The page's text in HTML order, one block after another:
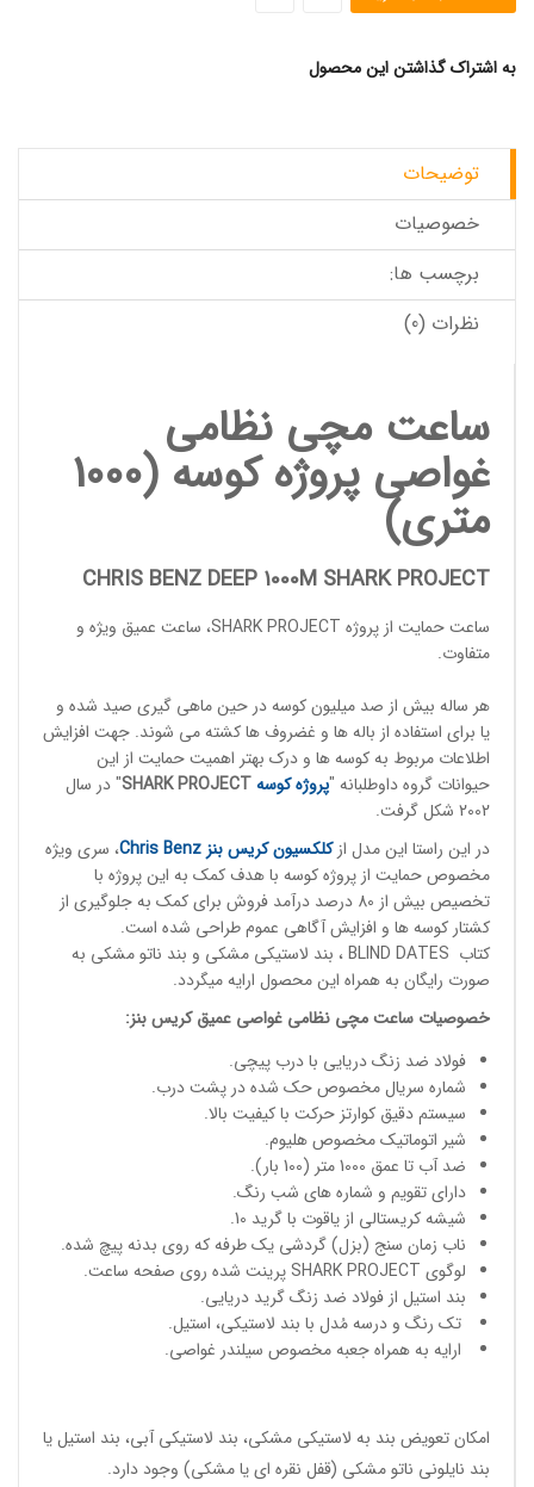
به اشتراک گذاشتن این محصول
توضیحات
خصوصیات
برچسب ها:
نظرات (0)
ساعت مچی نظامی
غواصی پروژه کوسه (1000
متری)
CHRIS BENZ DEEP 1000M SHARK PROJECT
ساعت حمایت از پروژه SHARK PROJECT، ساعت عمیق ویژه و
متفاوت.
هر ساله بیش از صد میلیون کوسه در حین ماهی گیری صید شده و
یا برای استفاده از باله ها و غضروف ها کشته می شوند. جهت افزایش
اطلاعات مربوط به کوسه ها و درک بهتر اهمیت حمایت از این
حیوانات گروه داوطلبانه "پروژه کوسه SHARKPROJECT
" در سال
2002 شکل گرفت.
در این راستا این مدل از کلکسیون کریس بنز Chris Benz ، سری ویژه
مخصوص حمایت از پروژه کوسه با هدف کمک به این پروژه با
تخصیص بیش از 80 درصد درآمد فروش برای کمک به جلوگیری از
کشتار کوسه ها و افزایش آگاهی عموم طراحی شده است.
کتاب BLIND DATES ، بند لاستیکی مشکی و بند ناتو مشکی به
صورت رایگان به همراه این محصول ارایه میگردد.
خصوصیات ساعت مچی نظامی غواصی عمیقکریس بنز:
فولاد ضد زنگ دریایی با درب پیچی.
شماره سریال مخصوص حک شده در پشت درب.
سیستم دقیق کوارتز حرکت با کیفیت بالا.
شیر اتوماتیک مخصوص هلیوم.
ضد آب تا عمق 1000 متر (100 بار).
دارای تقویم و شماره های شب رنگ.
شیشه کریستالی از یاقوت با گرید 10.
ناب زمان سنج (بزل) گردشی یک طرفه که روی بدنه پیچ شده.
لوگوی SHARK PROJECT پرینت شده روی صفحه ساعت.
بند استیل از فولاد ضد زنگ گرید دریایی.
تک رنگ و درسه مُدل با بند لاستیکی، استیل.
ارایه به همراه جعبه مخصوص سیلندر غواصی.
امکان تعویض بند به لاستیکی مشکی، بند لاستیکی آبی، بند استیل یا
بند نایلونی ناتو مشکی (قفل نقره ای یا مشکی) وجود دارد.